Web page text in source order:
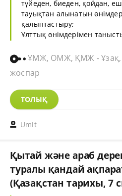
түйеден, биеден, қойдан,
тауықтан алынатын
қалыптастыру;
Ұлттық өнімдерімен
ҰМЖ, ОМЖ, ҚМЖ - Ұзақ,
жоспар
ТОЛЫҚ
Umit
Қытай және араб
туралы қандай
(Қазақстан тарихы, 7